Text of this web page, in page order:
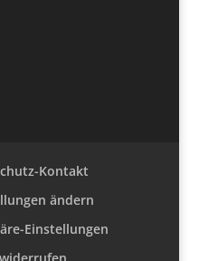
Kontakt
ändern
Einstellungen